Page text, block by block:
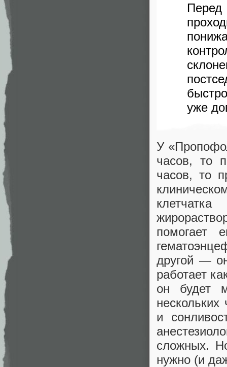
уже
У
часов, то
часов, то
помогает
другой —
работает
он будет
и
сложных.
нужно (и